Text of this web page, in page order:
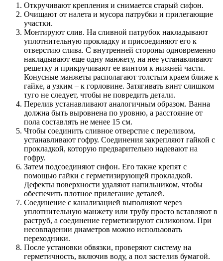
Откручивают крепления и снимается старый сифон.
Очищают от налета и мусора патрубки и прилегающие
участки.
Монтируют слив. На сливной патрубок накладывают
уплотнительную прокладку и присоединяют его к
отверстию слива. С внутренней стороны одновременно
накладывают еще одну манжету, на нее устанавливают
решетку и прикручивают ее винтом к нижней части.
Конусные манжеты располагают толстым краем ближе к
гайке, а узким – к горловине. Затягивать винт слишком
туго не следует, чтобы не повредить детали.
Перелив устанавливают аналогичным образом. Ванна
должна быть выровнена по уровню, а расстояние от
пола составлять не менее 15 см.
Чтобы соединить сливное отверстие с переливом,
устанавливают гофру. Соединения закрепляют гайкой с
прокладкой, которую предварительно надевают на
гофру.
Затем подсоединяют сифон. Его также крепят с
помощью гайки с герметизирующей прокладкой.
Дефекты поверхности удаляют напильником, чтобы
обеспечить плотное прилегание деталей.
Соединение с канализацией выполняют через
уплотнительную манжету или трубу просто вставляют в
раструб, а соединение герметизируют силиконом. При
несовпадении диаметров можно использовать
переходники.
После установки обвязки, проверяют систему на
герметичность, включив воду, а пол застелив бумагой.